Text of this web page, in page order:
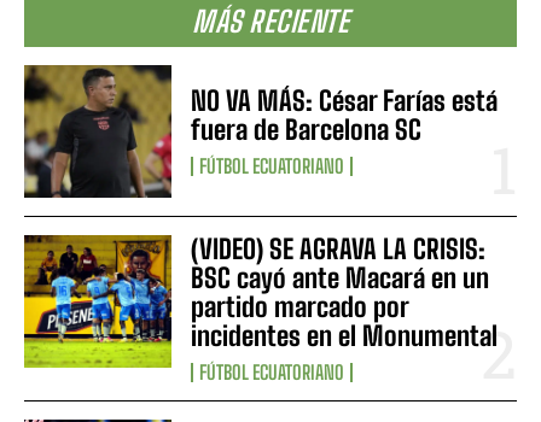
MÁS RECIENTE
NO VA MÁS: César Farías está
fuera de Barcelona SC
FÚTBOL ECUATORIANO
(VIDEO) SE AGRAVA LA CRISIS:
BSC cayó ante Macará en un
partido marcado por
incidentes en el Monumental
FÚTBOL ECUATORIANO